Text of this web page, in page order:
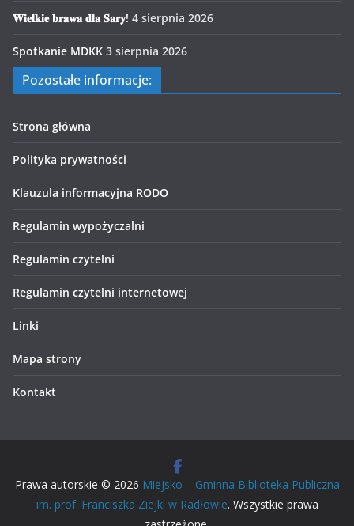
𝐖𝐢𝐞𝐥𝐤𝐢𝐞 𝐛𝐫𝐚𝐰𝐚 𝐝𝐥𝐚 𝐒𝐚𝐫𝐲! 4 sierpnia 2026
Spotkanie MDKK 3 sierpnia 2026
Pozostałe informacje:
Strona główna
Polityka prywatności
Klauzula informacyjna RODO
Regulamin wypożyczalni
Regulamin czytelni
Regulamin czytelni internetowej
Linki
Mapa strony
Kontakt
Prawa autorskie © 2026 Miejsko – Gminna Biblioteka Publiczna
im. prof. Franciszka Ziejki w Radłowie. Wszystkie prawa